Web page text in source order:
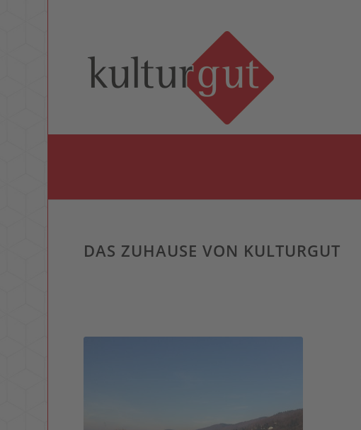
DAS ZUHAUSE VON KULTURGUT